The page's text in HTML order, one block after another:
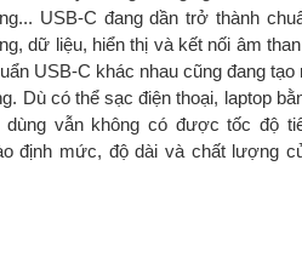
USB-C đang dần trở thành
dữ liệu, hiển thị và kết nối âm
USB-C khác nhau cũng đang tạo
Dù có thể sạc điện thoại, laptop
vẫn không có được tốc độ
định mức, độ dài và chất lượng